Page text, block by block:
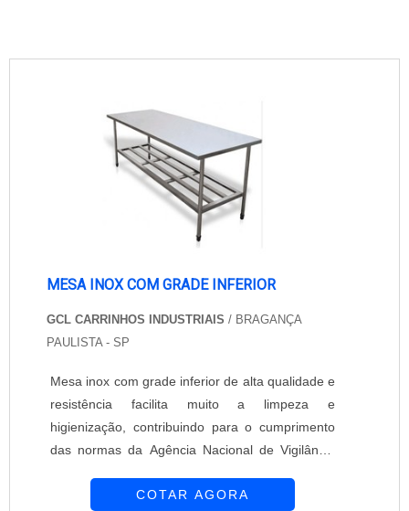
MESA INOX COM GRADE INFERIOR
GCL CARRINHOS INDUSTRIAIS / BRAGANÇA
PAULISTA - SP
Mesa inox com grade inferior de alta qualidade e
resistência facilita muito a limpeza e
higienização, contribuindo para o cumprimento
das normas da Agência Nacional de Vigilância
Excelente escolha para a utilização em cozinhas,
COTAR AGORA